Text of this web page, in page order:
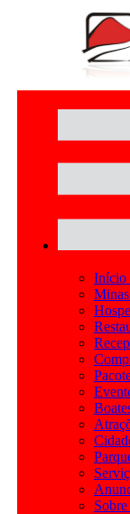
Início